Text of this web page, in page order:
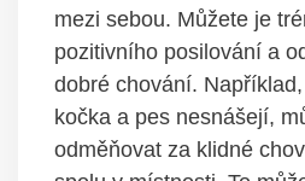
mezi sebou. Můžete⁣ je
pozitivního posilování a
dobré chování.
kočka a pes nesnášejí,
odměňovat⁢ za klidné